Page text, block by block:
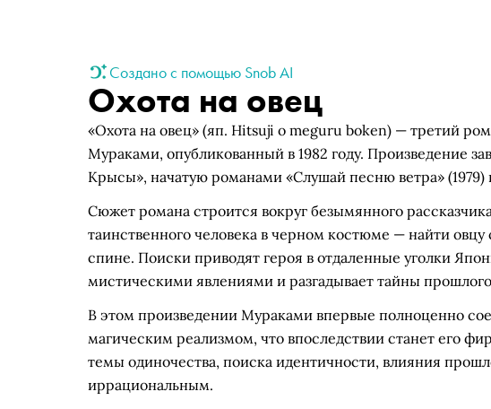
Создано с помощью Snob AI
Охота на овец
«Охота на овец» (яп. Hitsuji o meguru boken) — третий
Мураками, опубликованный в 1982 году. Произведение
Крысы», начатую романами «Слушай песню ветра» (1979)
Сюжет романа строится вокруг безымянного
таинственного человека в черном костюме — найти овцу
спине. Поиски приводят героя в отдаленные уголки
мистическими явлениями и разгадывает тайны
В этом произведении Мураками впервые полноценно
магическим реализмом, что впоследствии станет его
темы одиночества, поиска идентичности, влияния
иррациональным.